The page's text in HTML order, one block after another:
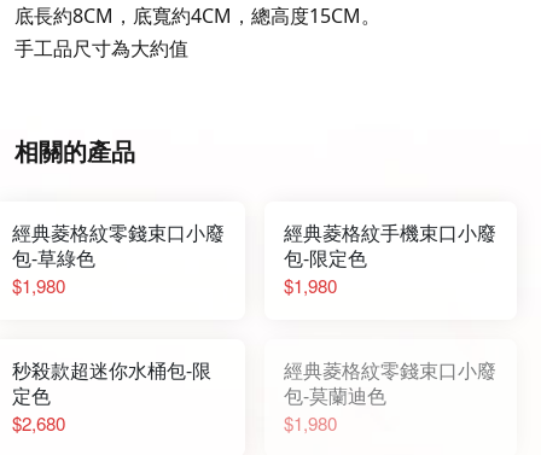
底長約8CM，底寬約4CM，總高度15CM。
手工品尺寸為大約值
相關的產品
經典菱格紋零錢束口小廢
包-草綠色
$1,980
經典菱格紋手機束口小廢
包-限定色
$1,980
秒殺款超迷你水桶包-限
定色
$2,680
經典菱格紋零錢束口小廢
包-莫蘭迪色
$1,980